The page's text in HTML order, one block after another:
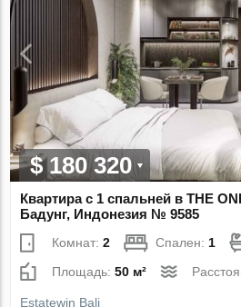
$ 180 320
Квартира с 1 спальней в THE
Бадунг, Индонезия № 9585
Комнат:2 Спален: 1
Площадь:50 м²
Estatewin Bali